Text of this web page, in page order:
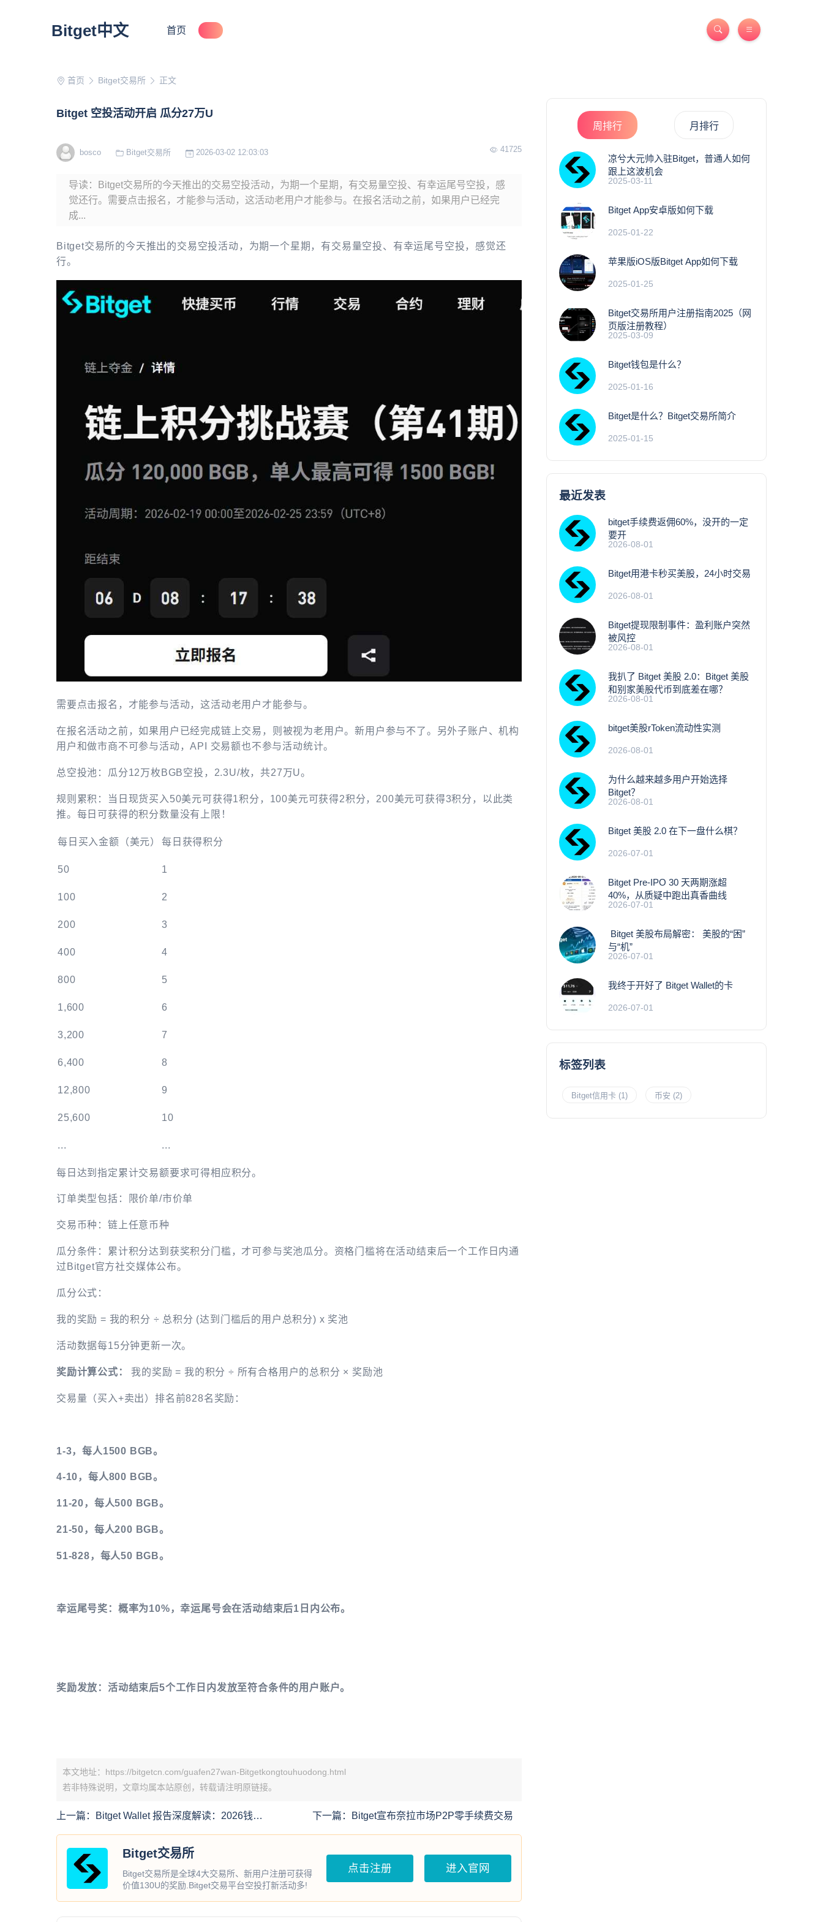
Bitget中文 首页
首页 Bitget交易所 正文
Bitget 空投活动开启 瓜分27万U
bosco Bitget交易所 2026-03-02 12:03:03 41725
导读：Bitget交易所的今天推出的交易空投活动，为期一个星期，有交易量空投、有幸运尾号空投，感
觉还行。需要点击报名，才能参与活动，这活动老用户才能参与。在报名活动之前，如果用户已经完
成...
Bitget交易所的今天推出的交易空投活动，为期一个星期，有交易量空投、有幸运尾号空投，感觉还
行。
需要点击报名，才能参与活动，这活动老用户才能参与。
在报名活动之前，如果用户已经完成链上交易，则被视为老用户。新用户参与不了。另外子账户、机构
用户和做市商不可参与活动，API 交易额也不参与活动统计。
总空投池：瓜分12万枚BGB空投，2.3U/枚，共27万U。
规则累积：当日现货买入50美元可获得1积分，100美元可获得2积分，200美元可获得3积分，以此类
推。每日可获得的积分数量没有上限！
每日买入金额（美元） 每日获得积分
50 1
100 2
200 3
400 4
800 5
1,600 6
3,200 7
6,400 8
12,800 9
25,600 10
... ...
每日达到指定累计交易额要求可得相应积分。
订单类型包括：限价单/市价单
交易币种：链上任意币种
瓜分条件：累计积分达到获奖积分门槛，才可参与奖池瓜分。资格门槛将在活动结束后一个工作日内通
过Bitget官方社交媒体公布。
瓜分公式：
我的奖励 = 我的积分 ÷ 总积分 (达到门槛后的用户总积分) x 奖池
活动数据每15分钟更新一次。
奖励计算公式： 我的奖励 = 我的积分 ÷ 所有合格用户的总积分 × 奖励池
交易量（买入+卖出）排名前828名奖励：
1-3，每人1500 BGB。
4-10，每人800 BGB。
11-20，每人500 BGB。
21-50，每人200 BGB。
51-828，每人50 BGB。
幸运尾号奖：概率为10%，幸运尾号会在活动结束后1日内公布。
奖励发放：活动结束后5个工作日内发放至符合条件的用户账户。
本文地址：https://bitgetcn.com/guafen27wan-Bitgetkongtouhuodong.html
若非特殊说明，文章均属本站原创，转载请注明原链接。
上一篇：
Bitget Wallet 报告深度解读：2026钱包
下一篇： Bitget宣布奈拉市场P2P零手续费交易
Bitget交易所
Bitget交易所是全球4大交易所、新用户注册可获得
价值130U的奖励.Bitget交易平台空投打新活动多!
点击注册 进入官网
周排行 月排行
凉兮大元帅入驻Bitget，普通人如何
跟上这波机会
2025-03-11
Bitget App安卓版如何下载
2025-01-22
苹果版iOS版Bitget App如何下载
2025-01-25
Bitget交易所用户注册指南2025（网
页版注册教程）
2025-03-09
Bitget钱包是什么？
2025-01-16
Bitget是什么？Bitget交易所简介
2025-01-15
最近发表
bitget手续费返佣60%，没开的一定
要开
2026-08-01
Bitget用港卡秒买美股，24小时交易
2026-08-01
Bitget提现限制事件：盈利账户突然
被风控
2026-08-01
我扒了 Bitget 美股 2.0：Bitget 美股
和别家美股代币到底差在哪？
2026-08-01
bitget美股rToken流动性实测
2026-08-01
为什么越来越多用户开始选择
Bitget？
2026-08-01
Bitget 美股 2.0 在下一盘什么棋？
2026-07-01
Bitget Pre-IPO 30 天两期涨超
40%，从质疑中跑出真香曲线
2026-07-01
Bitget 美股布局解密： 美股的“困”
与“机”
2026-07-01
我终于开好了 Bitget Wallet的卡
2026-07-01
标签列表
Bitget信用卡 (1) 币安 (2)